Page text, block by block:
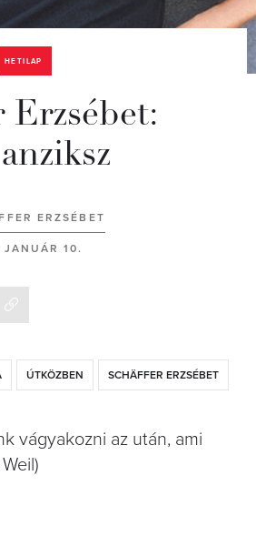
HETILAP
Erzsébet:
ERZSÉBET
10.
ÚTKÖZBEN SCHÄFFER ERZSÉBET
vágyakozni az után, ami